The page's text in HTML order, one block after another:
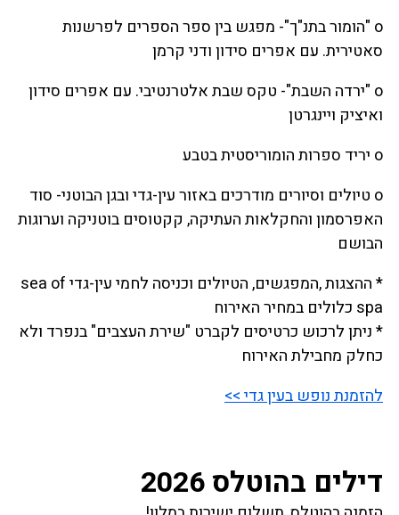
o "הומור בתנ"ך"- מפגש בין ספר הספרים לפרשנות
סאטירית. עם אפרים סידון ודני קרמן
o "ירדה השבת"- טקס שבת אלטרנטיבי. עם אפרים סידון
ואיציק ויינגרטן
o יריד ספרות הומוריסטית בטבע
o טיולים וסיורים מודרכים באזור עין-גדי ובגן הבוטני- סוד
האפרסמון והחקלאות העתיקה, קקטוסים בוטניקה וערוגות
הבושם
* ההצגות ,המפגשים, הטיולים וכניסה לחמי עין-גדי sea of
spa כלולים במחיר האירוח
* ניתן לרכוש כרטיסים לקברט "שירת העצבים" בנפרד ולא
כחלק מחבילת האירוח
להזמנת נופש בעין גדי >>
דילים בהוטלס 2026